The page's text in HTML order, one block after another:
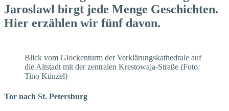
Jaroslawl birgt jede Menge Geschichten.
Hier erzählen wir fünf davon.
Blick vom Glockenturm der Verklärungskathedrale auf
die Altstadt mit der zentralen Krestowaja-Straße (Foto:
Tino Künzel)
Tor nach St. Petersburg